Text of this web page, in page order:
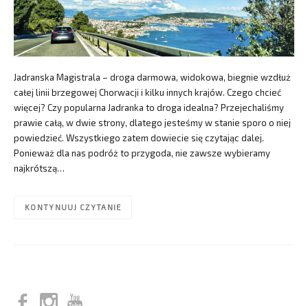
Jadranska Magistrala – droga darmowa, widokowa, biegnie wzdłuż
całej linii brzegowej Chorwacji i kilku innych krajów. Czego chcieć
więcej? Czy popularna Jadranka to droga idealna? Przejechaliśmy
prawie całą, w dwie strony, dlatego jesteśmy w stanie sporo o niej
powiedzieć. Wszystkiego zatem dowiecie się czytając dalej.
Ponieważ dla nas podróż to przygoda, nie zawsze wybieramy
najkrótszą…
KONTYNUUJ CZYTANIE